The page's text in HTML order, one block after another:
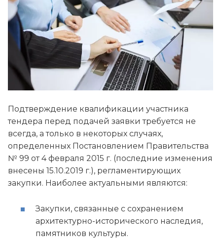
Подтверждение квалификации участника
тендера перед подачей заявки требуется не
всегда, а только в некоторых случаях,
определенных Постановлением Правительства
№ 99 от 4 февраля 2015 г. (последние изменения
внесены 15.10.2019 г.), регламентирующих
закупки. Наиболее актуальными являются:
Закупки, связанные с сохранением
архитектурно-исторического наследия,
памятников культуры.